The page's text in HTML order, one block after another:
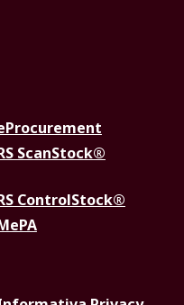
ScanStock®
ControlStock®